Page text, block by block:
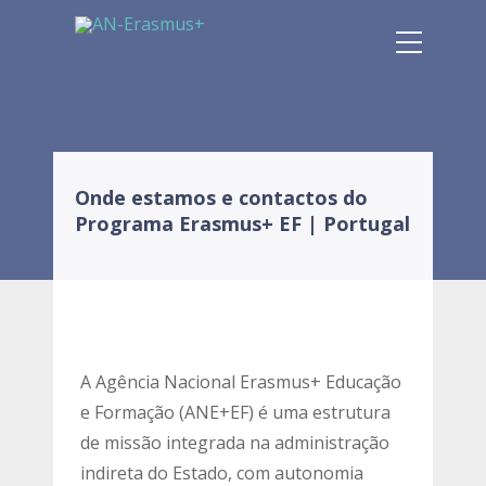
Onde estamos e contactos do
Programa Erasmus+ EF | Portugal
A Agência Nacional Erasmus+ Educação
e Formação (ANE+EF) é uma estrutura
de missão integrada na administração
indireta do Estado, com autonomia